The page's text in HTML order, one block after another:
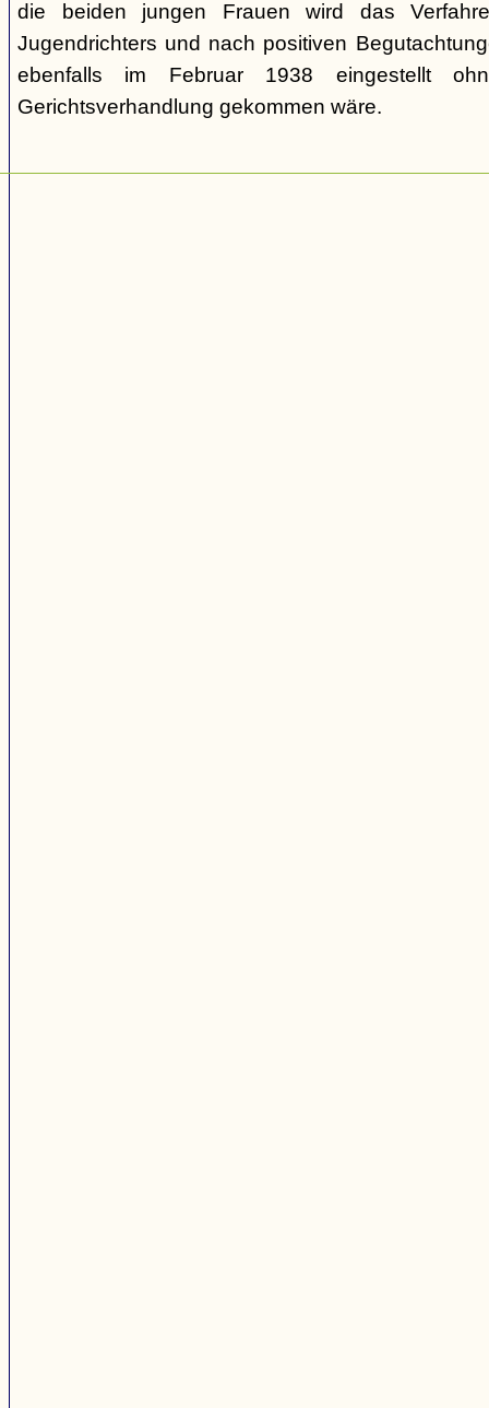
die beiden jungen Frauen wird das
Jugendrichters und nach positiven
ebenfalls im Februar 1938 eingestellt
Gerichtsverhandlung gekommen wäre.